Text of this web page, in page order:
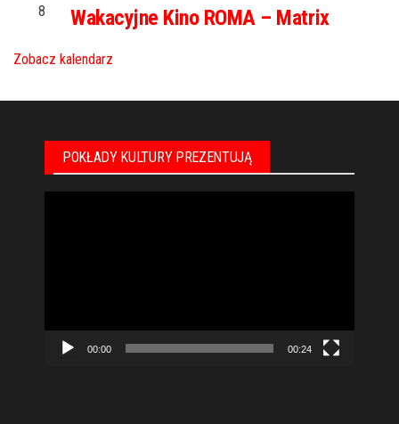
8
Wakacyjne Kino ROMA – Matrix
Zobacz kalendarz
POKŁADY KULTURY PREZENTUJĄ
00:00 00:24